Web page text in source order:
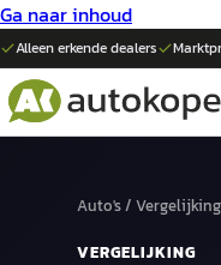
Ga naar inhoud
Alleen erkende dealers
Auto's/
VERGELIJKING